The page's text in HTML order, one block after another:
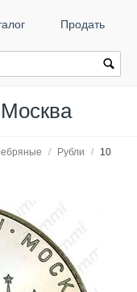
Продать
/ Рубли /
10